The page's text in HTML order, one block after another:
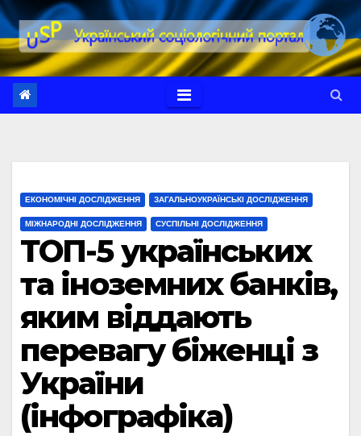
Перейти
до
вмісту
ЕКОНОМІЧНІ ДОСЛІДЖЕННЯ ЗАГАЛЬНОУКРАЇНСЬКІ ДОСЛІДЖЕННЯ
МІЖНАРОДНІ ДОСЛІДЖЕННЯ СУСПІЛЬНІ ДОСЛІДЖЕННЯ
ТОП-5 українських
та іноземних банків,
яким віддають
перевагу біженці з
України
(інфографіка)